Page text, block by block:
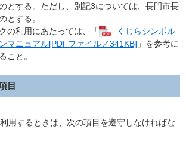
とする。ただし、別記3については、長門市長
とする。
の利用にあたっては、「
くじらシンボル
マニュアル[PDFファイル／341KB] 」を参考に
こと。
目
用するときは、次の項目を遵守しなければな